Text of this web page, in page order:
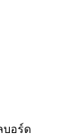
บอร์ด